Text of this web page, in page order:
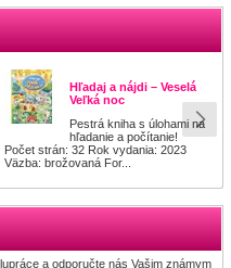
Hľadaj a nájdi – Veselá
Veľká noc
Pestrá kniha s úlohami na
hľadanie a počítanie!
Počet strán: 32 Rok vydania: 2023
Väzba: brožovaná For...
a odporučte nás Vašim známym